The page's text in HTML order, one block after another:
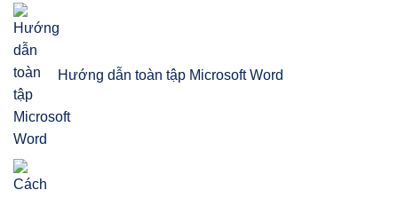
Hướng dẫn toàn tập Microsoft Word